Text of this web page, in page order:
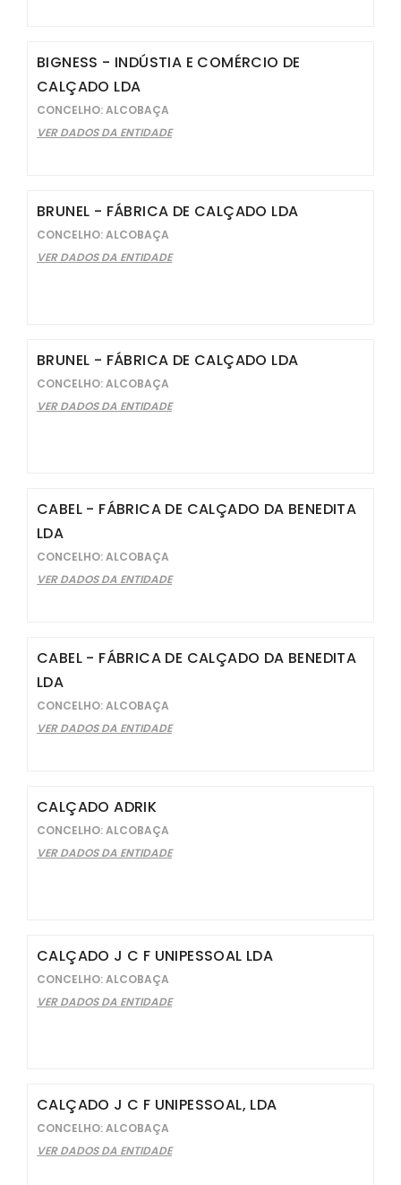
BIGNESS - INDÚSTIA E COMÉRCIO DE
CALÇADO LDA
CONCELHO: ALCOBAÇA
VER DADOS DA ENTIDADE
BRUNEL - FÁBRICA DE CALÇADO LDA
CONCELHO: ALCOBAÇA
VER DADOS DA ENTIDADE
BRUNEL - FÁBRICA DE CALÇADO LDA
CONCELHO: ALCOBAÇA
VER DADOS DA ENTIDADE
CABEL - FÁBRICA DE CALÇADO DA BENEDITA
LDA
CONCELHO: ALCOBAÇA
VER DADOS DA ENTIDADE
CABEL - FÁBRICA DE CALÇADO DA BENEDITA
LDA
CONCELHO: ALCOBAÇA
VER DADOS DA ENTIDADE
CALÇADO ADRIK
CONCELHO: ALCOBAÇA
VER DADOS DA ENTIDADE
CALÇADO J C F UNIPESSOAL LDA
CONCELHO: ALCOBAÇA
VER DADOS DA ENTIDADE
CALÇADO J C F UNIPESSOAL, LDA
CONCELHO: ALCOBAÇA
VER DADOS DA ENTIDADE